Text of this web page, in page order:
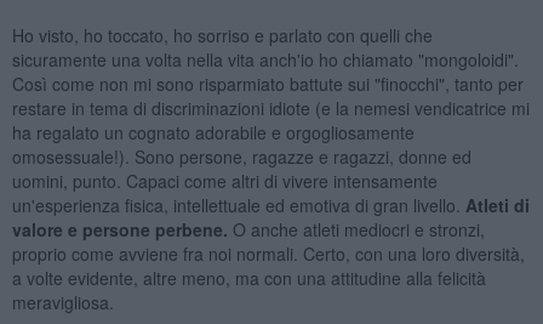
Ho visto, ho toccato, ho sorriso e parlato con quelli che
sicuramente una volta nella vita anch'io ho chiamato "mongoloidi".
Così come non mi sono risparmiato battute sui "finocchi", tanto per
restare in tema di discriminazioni idiote (e la nemesi vendicatrice mi
ha regalato un cognato adorabile e orgogliosamente
omosessuale!). Sono persone, ragazze e ragazzi, donne ed
uomini, punto. Capaci come altri di vivere intensamente
un'esperienza fisica, intellettuale ed emotiva di gran livello. Atleti di
valore e persone perbene. O anche atleti mediocri e stronzi,
proprio come avviene fra noi normali. Certo, con una loro diversità,
a volte evidente, altre meno, ma con una attitudine alla felicità
meravigliosa.